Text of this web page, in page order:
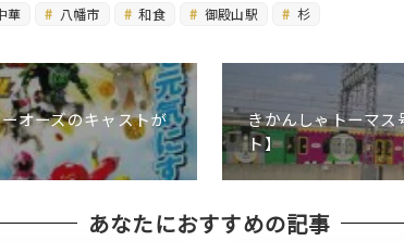
華 八幡市 和食 御殿山駅 杉
オーズのキャストが
きかんしゃトーマス
ト】
あなたにおすすめの記事